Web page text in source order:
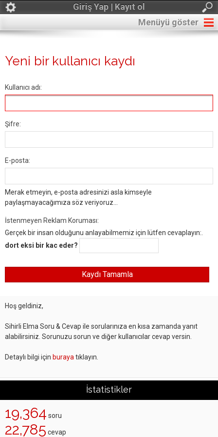
Giriş Yap | Kayıt ol
Menüyü göster
Yeni bir kullanıcı kaydı
Kullanıcı adı:
Şifre:
E-posta:
Merak etmeyin, e-posta adresinizi asla kimseyle
paylaşmayacağımıza söz veriyoruz...
İstenmeyen Reklam Koruması:
Gerçek bir insan olduğunu anlayabilmemiz için lütfen cevaplayın:.
dort eksi bir kac eder?
Hoş geldiniz,
Sihirli Elma Soru & Cevap ile sorularınıza en kısa zamanda yanıt
alabilirsiniz. Sorunuzu sorun ve diğer kullanıcılar cevap versin.
Detaylı bilgi için buraya tıklayın.
İstatistikler
19,364 soru
22,785 cevap